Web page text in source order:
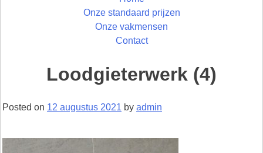
Onze standaard prijzen
Onze vakmensen
Contact
Loodgieterwerk (4)
Posted on 12 augustus 2021 by admin